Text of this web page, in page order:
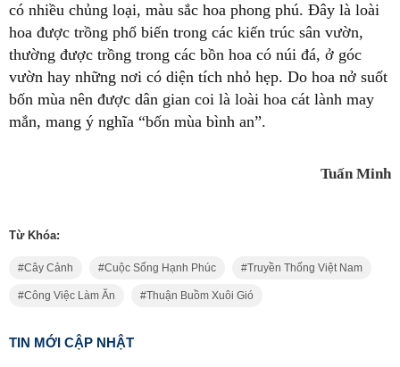
có nhiều chủng loại, màu sắc hoa phong phú. Đây là loài
hoa được trồng phổ biến trong các kiến trúc sân vườn,
thường được trồng trong các bồn hoa có núi đá, ở góc
vườn hay những nơi có diện tích nhỏ hẹp. Do hoa nở suốt
bốn mùa nên được dân gian coi là loài hoa cát lành may
mắn, mang ý nghĩa “bốn mùa bình an”.
Tuấn Minh
Từ Khóa:
Cây Cảnh Cuộc Sống Hạnh Phúc Truyền Thống Việt Nam
Công Việc Làm Ăn Thuận Buồm Xuôi Gió
TIN MỚI CẬP NHẬT